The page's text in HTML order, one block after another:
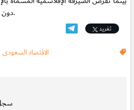
دون خيار لهم بالتمويلات التقليدية.
تغريد
الاقتصاد السعودى